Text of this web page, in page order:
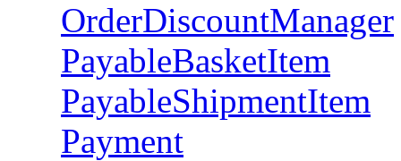
OrderDiscountManager
PayableBasketItem
PayableShipmentItem
Payment